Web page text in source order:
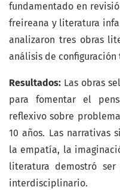
fundamentado en
freireana y literatura
analizaron tres obras
análisis de
Resultados: Las obras
para fomentar el
reflexivo sobre
10 años. Las narrativas
la empatía, la
literatura demostró
interdisciplinario.